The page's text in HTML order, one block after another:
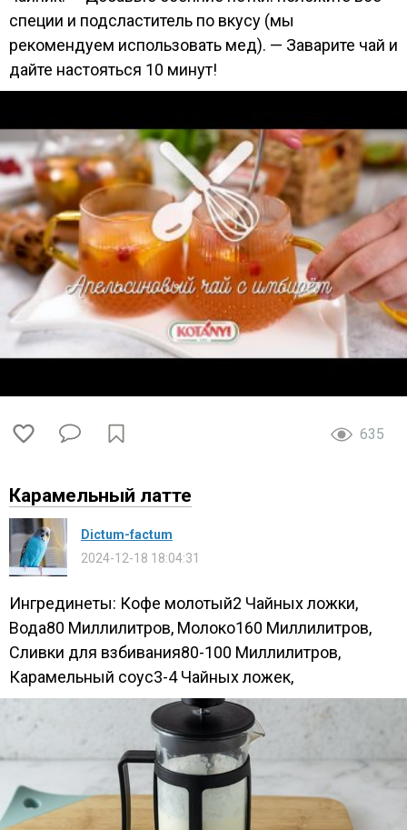
специи и подсластитель по вкусу (мы
рекомендуем использовать мед). — Заварите чай и
дайте настояться 10 минут!
635
Карамельный латте
Dictum-factum
2024-12-18 18:04:31
Ингрединеты: Кофе молотый2 Чайных ложки,
Вода80 Миллилитров, Молоко160 Миллилитров,
Сливки для взбивания80-100 Миллилитров,
Карамельный соус3-4 Чайных ложек,